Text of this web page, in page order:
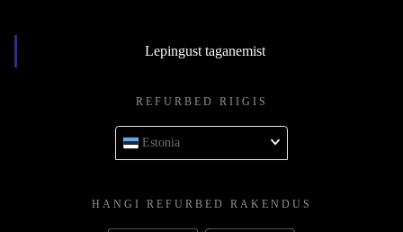
Lepingust taganemist
REFURBED RIIGIS
Estonia
HANGI REFURBED RAKENDUS